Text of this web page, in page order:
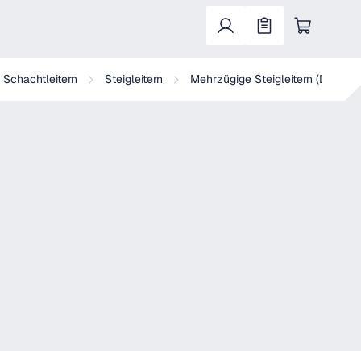
Warenkorb enthält 0 Positionen. Der
Steigleitern Mehrzügige Steigleitern (DIN